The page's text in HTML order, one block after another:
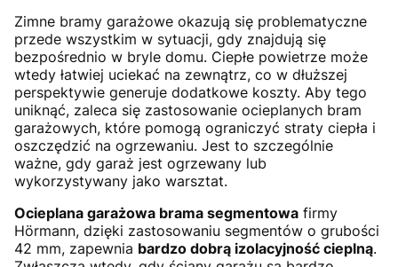
Zimne bramy garażowe okazują się problematyczne
przede wszystkim w sytuacji, gdy znajdują się
bezpośrednio w bryle domu. Ciepłe powietrze może
wtedy łatwiej uciekać na zewnątrz, co w dłuższej
perspektywie generuje dodatkowe koszty. Aby tego
uniknąć, zaleca się zastosowanie ocieplanych bram
garażowych, które pomogą ograniczyć straty ciepła i
oszczędzić na ogrzewaniu. Jest to szczególnie
ważne, gdy garaż jest ogrzewany lub
wykorzystywany jako warsztat.
Ocieplana garażowa brama segmentowa firmy
Hörmann, dzięki zastosowaniu segmentów o grubości
42 mm, zapewnia bardzo dobrą izolacyjność cieplną.